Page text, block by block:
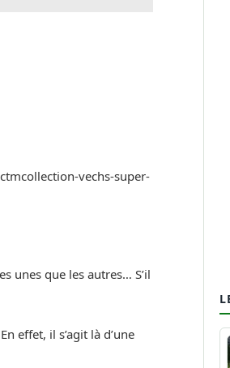
vechs-super-
unes que les autres… S’il
effet, il s’agit là d’une